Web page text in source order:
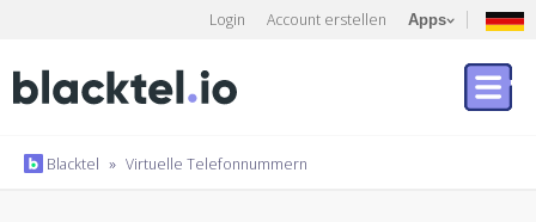
Login Account erstellen Apps
Blacktel » Virtuelle Telefonnummern